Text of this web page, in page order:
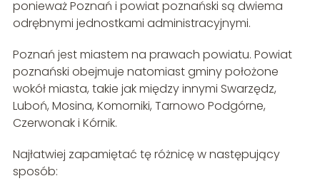
ponieważ Poznań i powiat poznański są dwiema
odrębnymi jednostkami administracyjnymi.
Poznań jest miastem na prawach powiatu. Powiat
poznański obejmuje natomiast gminy położone
wokół miasta, takie jak między innymi Swarzędz,
Luboń, Mosina, Komorniki, Tarnowo Podgórne,
Czerwonak i Kórnik.
Najłatwiej zapamiętać tę różnicę w następujący
sposób: